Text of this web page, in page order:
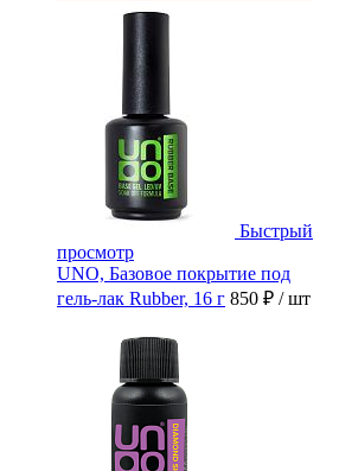
Быстрый
просмотр
UNO, Базовое покрытие под
гель-лак Rubber, 16 г 850 ₽ / шт